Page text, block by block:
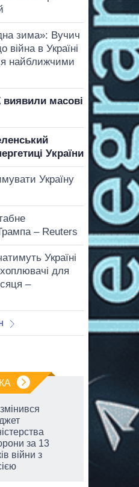
зима»: Вучич
війна в Україні
найближчими
масові
України
Україну
– Reuters
Україні
для
–
за 13
війни з